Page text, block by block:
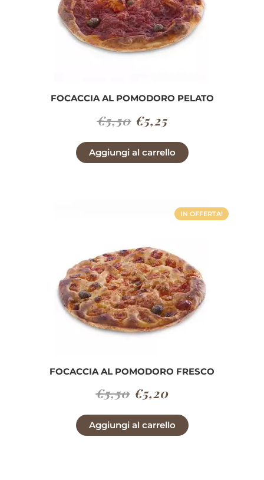
FOCACCIA AL POMODORO PELATO
€5,50 Il
prezzo
originale
€5,25Il
prezzo
attuale
Aggiungi al carrello
IN OFFERTA!
FOCACCIA AL POMODORO FRESCO
€5,50 Il
prezzo
originale
€5,20Il
prezzo
attuale
Aggiungi al carrello